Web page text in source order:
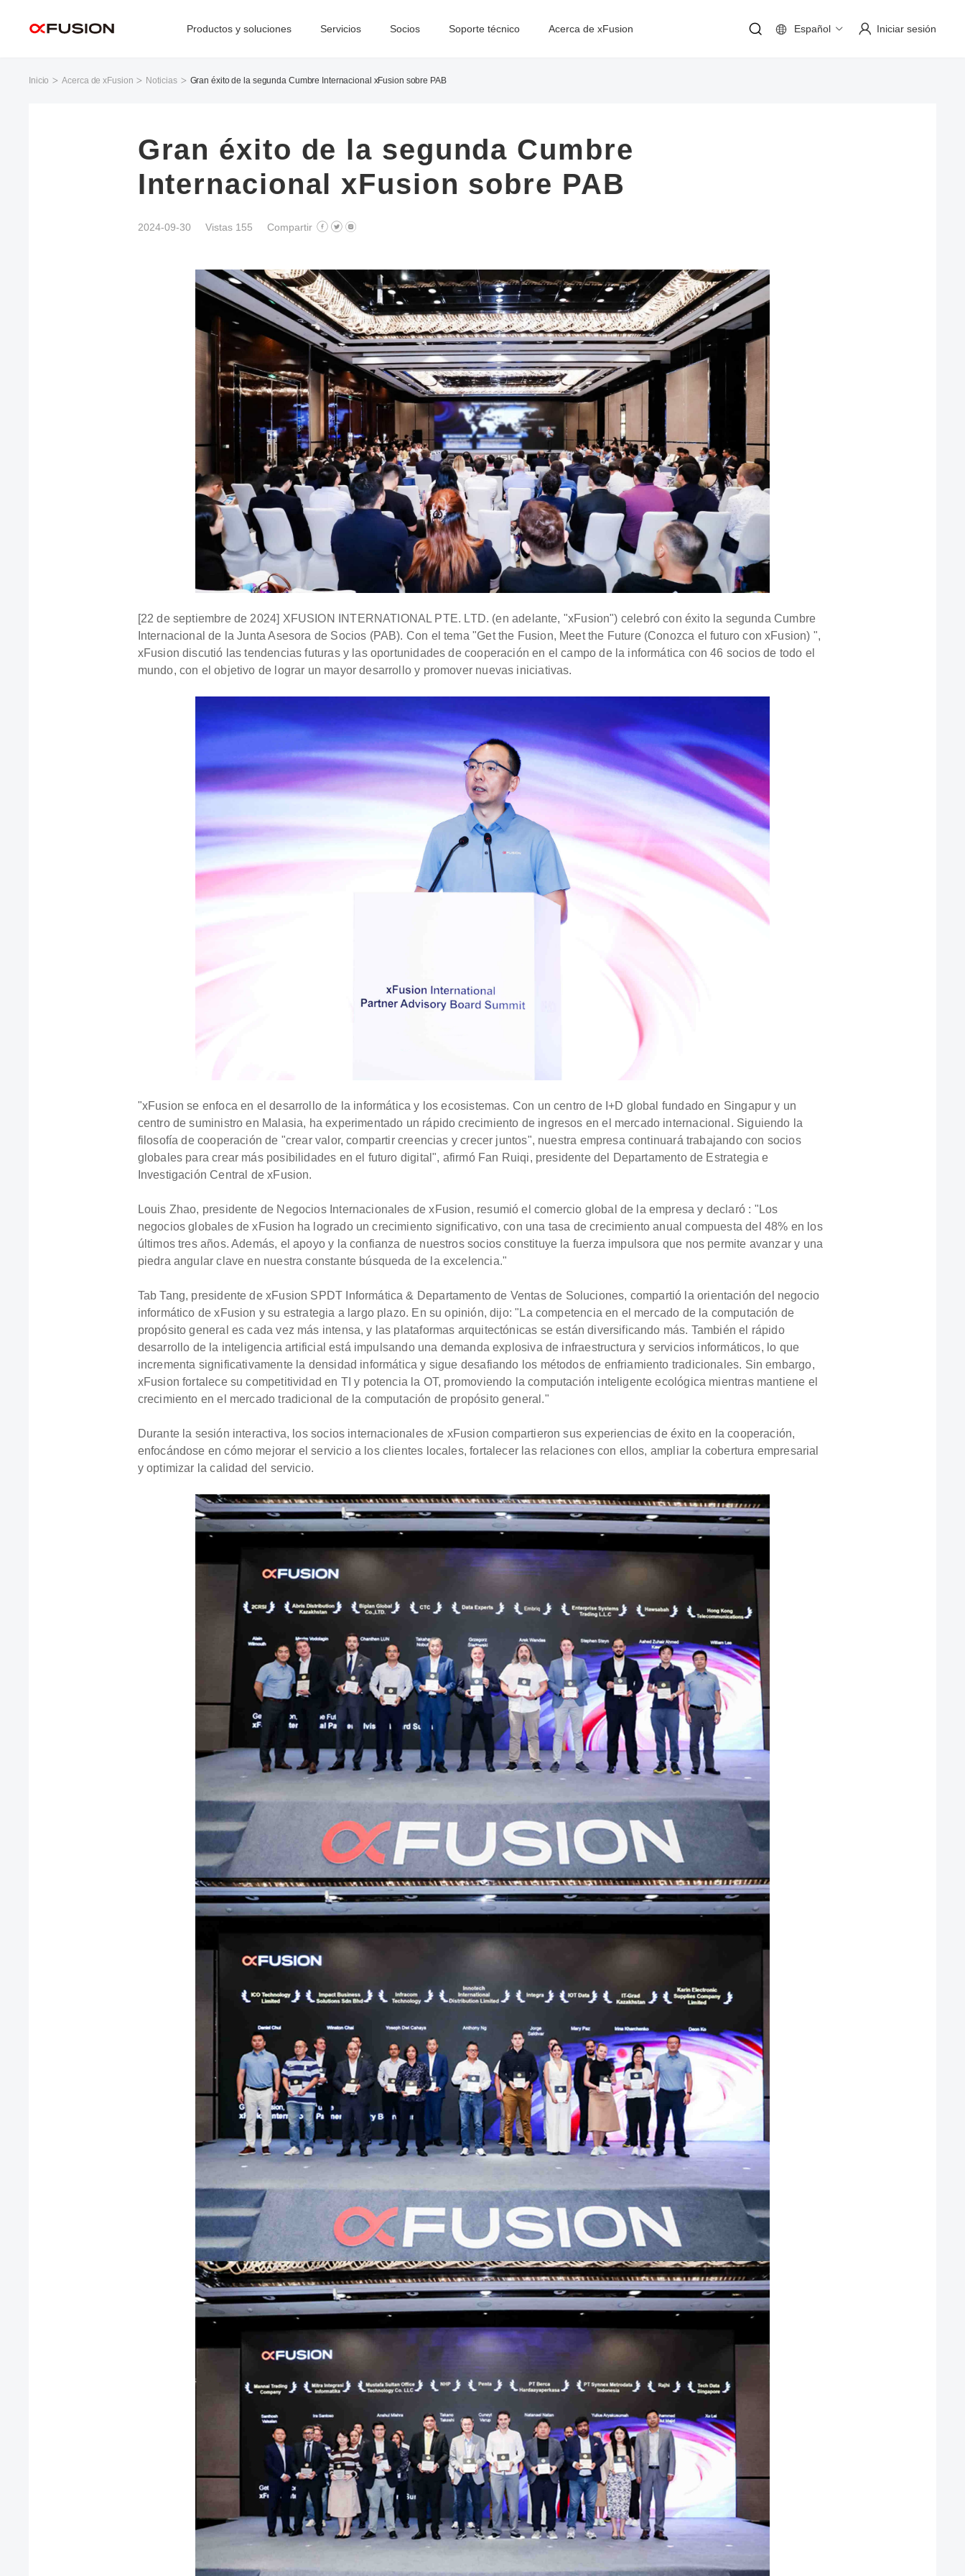
Productos y soluciones Servicios Socios Soporte técnico Acerca de xFusion Español Iniciar sesión
Inicio Acerca de xFusion Noticias Gran éxito de la segunda Cumbre Internacional xFusion sobre PAB
Gran éxito de la segunda Cumbre
Internacional xFusion sobre PAB
2024-09-30 Vistas 155 Compartir
[22 de septiembre de 2024] XFUSION INTERNATIONAL PTE. LTD. (en adelante, "xFusion") celebró con éxito la segunda Cumbre
Internacional de la Junta Asesora de Socios (PAB). Con el tema "Get the Fusion, Meet the Future (Conozca el futuro con xFusion) ",
xFusion discutió las tendencias futuras y las oportunidades de cooperación en el campo de la informática con 46 socios de todo el
mundo, con el objetivo de lograr un mayor desarrollo y promover nuevas iniciativas.
"xFusion se enfoca en el desarrollo de la informática y los ecosistemas. Con un centro de I+D global fundado en Singapur y un
centro de suministro en Malasia, ha experimentado un rápido crecimiento de ingresos en el mercado internacional. Siguiendo la
filosofía de cooperación de "crear valor, compartir creencias y crecer juntos", nuestra empresa continuará trabajando con socios
globales para crear más posibilidades en el futuro digital", afirmó Fan Ruiqi, presidente del Departamento de Estrategia e
Investigación Central de xFusion.
Louis Zhao, presidente de Negocios Internacionales de xFusion, resumió el comercio global de la empresa y declaró : "Los
negocios globales de xFusion ha logrado un crecimiento significativo, con una tasa de crecimiento anual compuesta del 48% en los
últimos tres años. Además, el apoyo y la confianza de nuestros socios constituye la fuerza impulsora que nos permite avanzar y una
piedra angular clave en nuestra constante búsqueda de la excelencia."
Tab Tang, presidente de xFusion SPDT Informática & Departamento de Ventas de Soluciones, compartió la orientación del negocio
informático de xFusion y su estrategia a largo plazo. En su opinión, dijo: "La competencia en el mercado de la computación de
propósito general es cada vez más intensa, y las plataformas arquitectónicas se están diversificando más. También el rápido
desarrollo de la inteligencia artificial está impulsando una demanda explosiva de infraestructura y servicios informáticos, lo que
incrementa significativamente la densidad informática y sigue desafiando los métodos de enfriamiento tradicionales. Sin embargo,
xFusion fortalece su competitividad en TI y potencia la OT, promoviendo la computación inteligente ecológica mientras mantiene el
crecimiento en el mercado tradicional de la computación de propósito general."
Durante la sesión interactiva, los socios internacionales de xFusion compartieron sus experiencias de éxito en la cooperación,
enfocándose en cómo mejorar el servicio a los clientes locales, fortalecer las relaciones con ellos, ampliar la cobertura empresarial
y optimizar la calidad del servicio.